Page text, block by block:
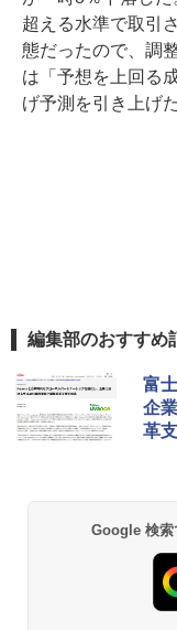
超える水準で取引
態だったので、調
は「予想を上回る
げ予測を引き上げた
編集部のおすすめ
富
企
革
Google 検索